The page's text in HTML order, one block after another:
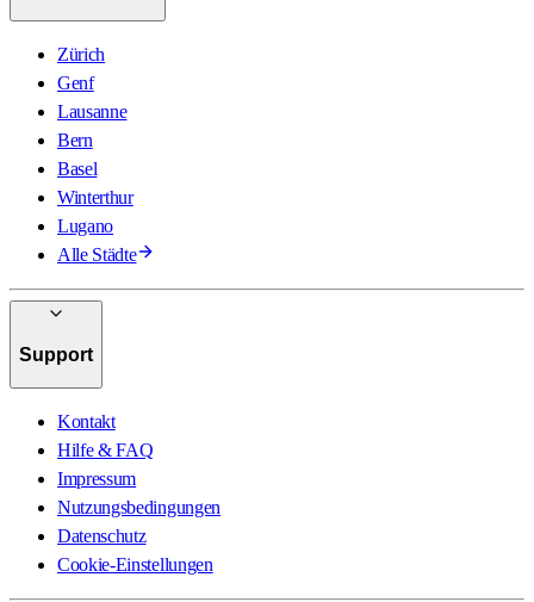
Zürich
Genf
Lausanne
Bern
Basel
Winterthur
Lugano
Alle Städte
Support
Kontakt
Hilfe & FAQ
Impressum
Nutzungsbedingungen
Datenschutz
Cookie-Einstellungen